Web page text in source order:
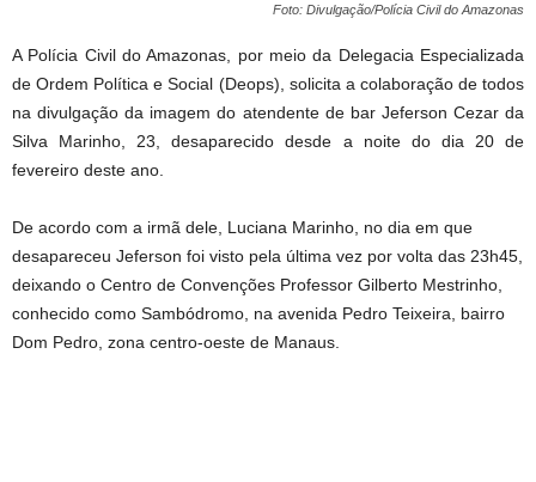
Foto: Divulgação/Polícia Civil do Amazonas
A Polícia Civil do Amazonas, por meio da Delegacia Especializada
de Ordem Política e Social (Deops), solicita a colaboração de todos
na divulgação da imagem do atendente de bar Jeferson Cezar da
Silva Marinho, 23, desaparecido desde a noite do dia 20 de
fevereiro deste ano.
De acordo com a irmã dele, Luciana Marinho, no dia em que
desapareceu Jeferson foi visto pela última vez por volta das 23h45,
deixando o Centro de Convenções Professor Gilberto Mestrinho,
conhecido como Sambódromo, na avenida Pedro Teixeira, bairro
Dom Pedro, zona centro-oeste de Manaus.